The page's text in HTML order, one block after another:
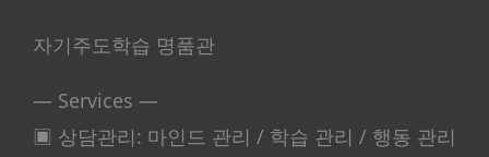
자기주도학습 명품관
— Services —
▣ 상담관리: 마인드 관리 / 학습 관리 / 행동 관리